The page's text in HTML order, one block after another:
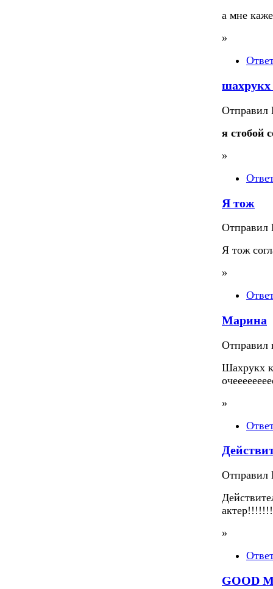
а мне
»
шахрукх
Отправил
я
»
Я тож
Отправил
Я тож
»
Марина
Отправил
Шахрукх
»
Отправил
»
GOOD